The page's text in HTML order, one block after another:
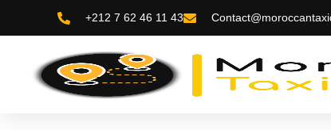
+212 7 62 46 11 43